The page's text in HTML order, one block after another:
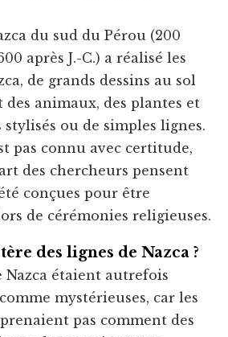
du sud du Pérou (200
après J.-C.) a réalisé les
de grands dessins au sol
des animaux, des plantes et
stylisés ou de simples lignes.
pas connu avec certitude,
des chercheurs pensent
conçues pour être
de cérémonies religieuses.
des lignes de Nazca ?
Nazca étaient autrefois
mystérieuses, car les
pas comment des